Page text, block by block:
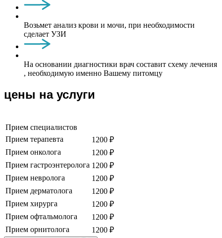
Возьмет анализ крови и мочи, при необходимости
сделает УЗИ
На основании диагностики врач составит схему лечения
, необходимую именно Вашему питомцу
цены на услуги
Прием специалистов
Прием терапевта
1200 ₽
Прием онколога
1200 ₽
Прием гастроэнтеролога 1200 ₽
Прием невролога
1200 ₽
Прием дерматолога
1200 ₽
Прием хирурга
1200 ₽
Прием офтальмолога
1200 ₽
Прием орнитолога
1200 ₽